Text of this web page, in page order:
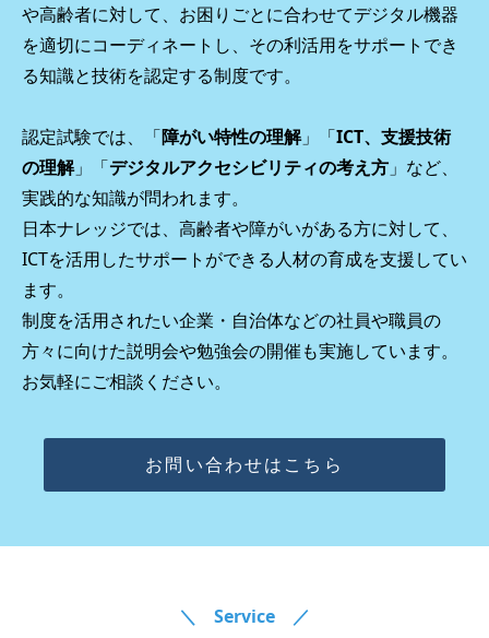
や高齢者に対して、お困りごとに合わせてデジタル機器
を適切にコーディネートし、その利活用をサポートでき
る知識と技術を認定する制度です。
認定試験では、「障がい特性の理解」「ICT、支援技術
の理解」「デジタルアクセシビリティの考え方 」など、
実践的な知識が問われます。
日本ナレッジでは、高齢者や障がいがある方に対して、
ICTを活用したサポートができる人材の育成を支援してい
ます。
制度を活用されたい企業・自治体などの社員や職員の
方々に向けた説明会や勉強会の開催も実施しています。
お気軽にご相談ください。
お問い合わせはこちら
＼ Service ／